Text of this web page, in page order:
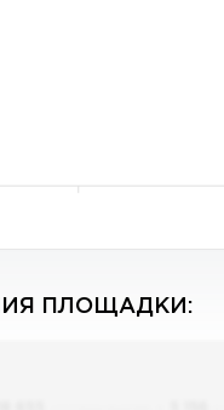
ПЛОЩАДКИ: